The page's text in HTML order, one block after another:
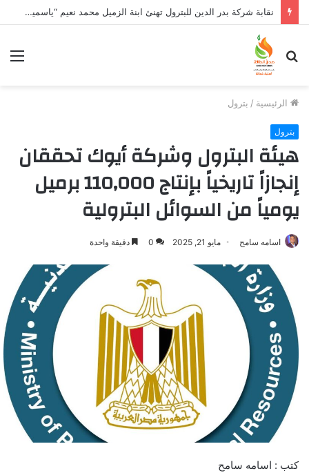
نقابة شركة بدر الدين للبترول تهنئ ابنة الزميل محمد نعيم “ياسمين” بتخرجها وتفوقها
بحث
عن
الرئيسية / بترول
بترول
هيئة البترول وشركة أيوك تحققان
إنجازاً تاريخياً بإنتاج 110,000 برميل
يومياً من السوائل البترولية
اسامه سامح مايو 21, 2025 0 دقيقة واحدة
كتب : اسامه سامح